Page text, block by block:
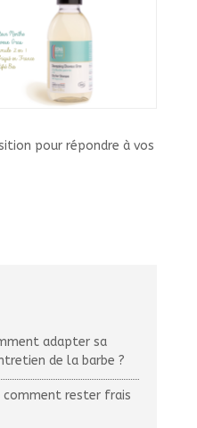
pour répondre à vos
adapter sa
de la barbe ?
comment rester frais